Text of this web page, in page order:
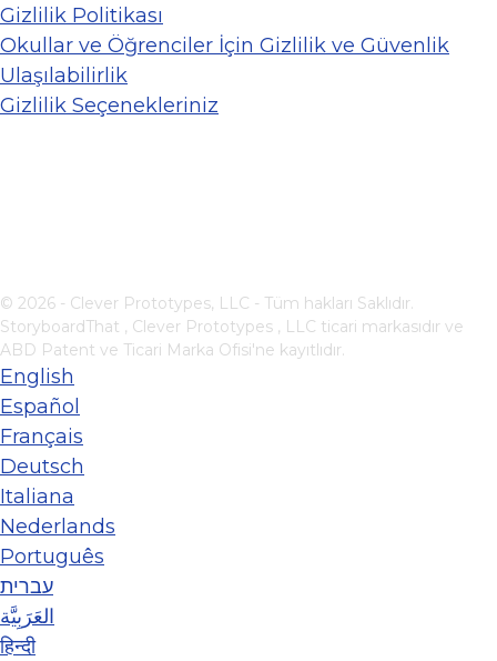
Gizlilik Politikası
Okullar ve Öğrenciler İçin Gizlilik ve Güvenlik
Ulaşılabilirlik
Gizlilik Seçenekleriniz
© 2026 - Clever Prototypes, LLC - Tüm hakları Saklıdır.
StoryboardThat , Clever Prototypes , LLC ticari markasıdır ve
ABD Patent ve Ticari Marka Ofisi'ne kayıtlıdır.
English
Español
Français
Deutsch
Italiana
Nederlands
Português
עברית
العَرَبِيَّة
हिन्दी